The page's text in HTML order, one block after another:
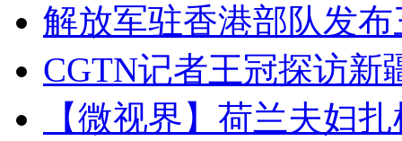
解放军驻香港部队发
CGTN记者王冠探访新
【微视界】荷兰夫妇